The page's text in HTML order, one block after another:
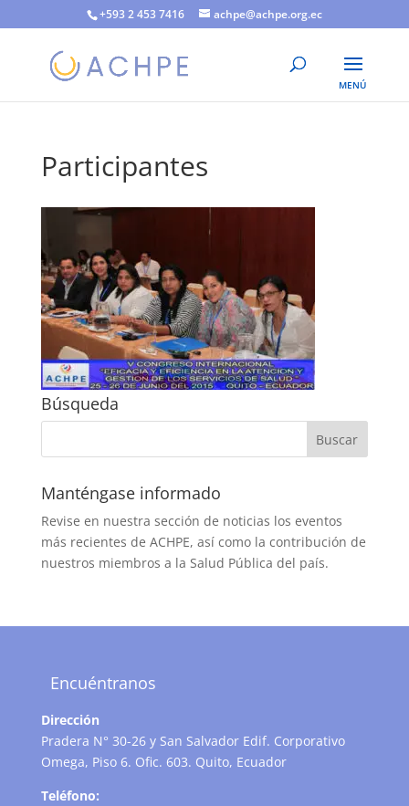
+593 2 453 7416 achpe@achpe.org.ec
Participantes
Búsqueda
Manténgase informado
Revise en nuestra sección de noticias los eventos
más recientes de ACHPE, así como la contribución de
nuestros miembros a la Salud Pública del país.
Encuéntranos
Dirección
Pradera N° 30-26 y San Salvador Edif. Corporativo
Omega, Piso 6. Ofic. 603. Quito, Ecuador
Teléfono: